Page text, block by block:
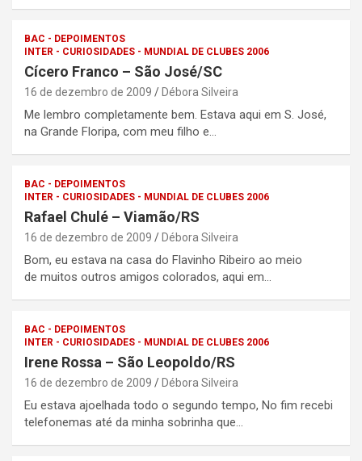
BAC - DEPOIMENTOS
INTER - CURIOSIDADES - MUNDIAL DE CLUBES 2006
Cícero Franco – São José/SC
16 de dezembro de 2009 Débora Silveira
Me lembro completamente bem. Estava aqui em S. José,
na Grande Floripa, com meu filho e…
BAC - DEPOIMENTOS
INTER - CURIOSIDADES - MUNDIAL DE CLUBES 2006
Rafael Chulé – Viamão/RS
16 de dezembro de 2009 Débora Silveira
Bom, eu estava na casa do Flavinho Ribeiro ao meio
de muitos outros amigos colorados, aqui em…
BAC - DEPOIMENTOS
INTER - CURIOSIDADES - MUNDIAL DE CLUBES 2006
Irene Rossa – São Leopoldo/RS
16 de dezembro de 2009 Débora Silveira
Eu estava ajoelhada todo o segundo tempo, No fim recebi
telefonemas até da minha sobrinha que…